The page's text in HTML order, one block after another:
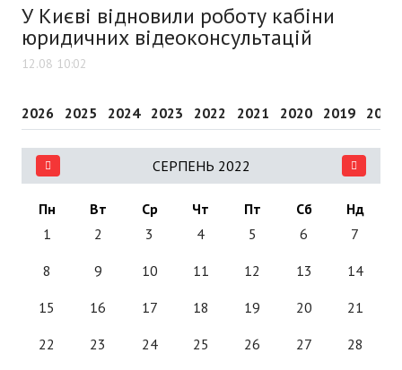
У Києві відновили роботу кабіни
юридичних відеоконсультацій
12.08 10:02
2026 2025 2024 2023 2022 2021 2020 2019 2018
СЕРПЕНЬ 2022
Пн Вт Ср Чт Пт Сб
Нд
1
2 3 4 5 6 7
8 9 10 11 12 13 14
15 16 17 18 19 20 21
22 23 24 25 26 27 28